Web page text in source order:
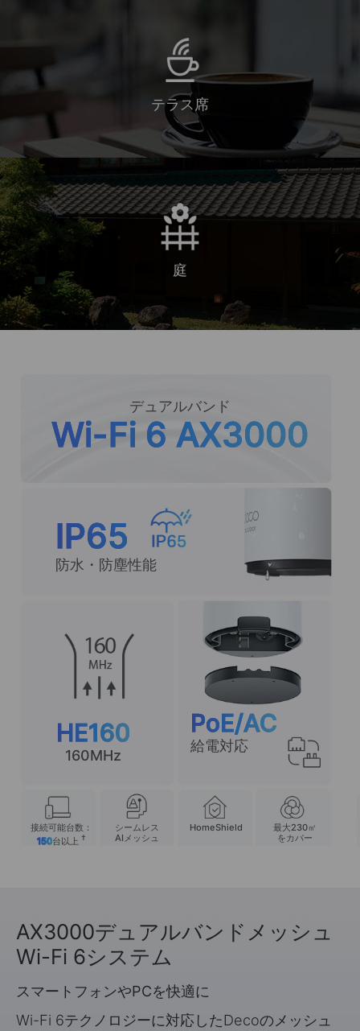
テラス席
庭
デュアルバンド
Wi-Fi 6 AX3000
HE160
160MHz
PoE/AC
給電対応
IP65
防水・防塵性能
接続可能台数：
150台以上 †
シームレス
AIメッシュ
HomeShield
最大230㎡
をカバー
AX3000デュアルバンドメッシュ
Wi-Fi 6システム
スマートフォンやPCを快適に
Wi-Fi 6テクノロジーに対応したDecoのメッシュ